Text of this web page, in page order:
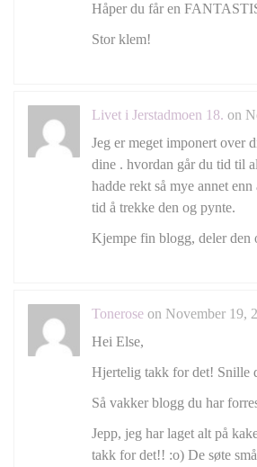
Håper du får en
Stor klem!
Livet i Jerstadmoen 18. on
Jeg er meget imponert over
dine . hvordan går du tid til
hadde rekt så mye annet
tid å trekke den og pynte.
Kjempe fin blogg, deler den
Tonerose on November 19,
Hei Else,
Hjertelig takk for det! Snille
Så vakker blogg du har
Jepp, jeg har laget alt på
takk for det!! :o) De søte